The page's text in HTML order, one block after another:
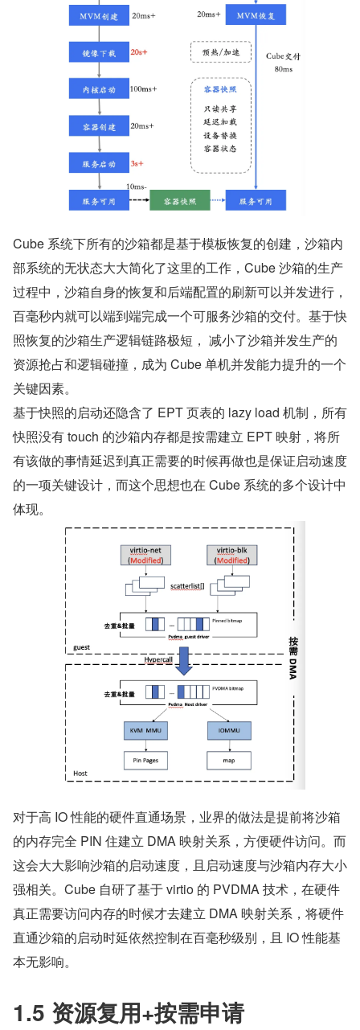
Cube 系统下所有的沙箱都是基于模板恢复的创建，沙箱内
部系统的无状态大大简化了这里的工作，Cube 沙箱的生产
过程中，沙箱自身的恢复和后端配置的刷新可以并发进行，
百毫秒内就可以端到端完成一个可服务沙箱的交付。基于快
照恢复的沙箱生产逻辑链路极短， 减小了沙箱并发生产的
资源抢占和逻辑碰撞，成为 Cube 单机并发能力提升的一个
关键因素。
基于快照的启动还隐含了 EPT 页表的 lazy load 机制，所有
快照没有 touch 的沙箱内存都是按需建立 EPT 映射，将所
有该做的事情延迟到真正需要的时候再做也是保证启动速度
的一项关键设计，而这个思想也在 Cube 系统的多个设计中
体现。
对于高 IO 性能的硬件直通场景，业界的做法是提前将沙箱
的内存完全 PIN 住建立 DMA 映射关系，方便硬件访问。而
这会大大影响沙箱的启动速度，且启动速度与沙箱内存大小
强相关。Cube 自研了基于 virtio 的 PVDMA 技术，在硬件
真正需要访问内存的时候才去建立 DMA 映射关系，将硬件
直通沙箱的启动时延依然控制在百毫秒级别，且 IO 性能基
本无影响。
1.5 资源复用+按需申请